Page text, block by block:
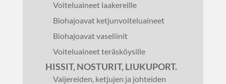
Voiteluaineet laakereille
Biohajoavat ketjunvoiteluaineet
Biohajoavat vaseliinit
Voiteluaineet teräsköysille
HISSIT, NOSTURIT, LIUKUPORT.
Vaijereiden, ketjujen ja johteiden